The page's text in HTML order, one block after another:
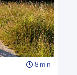
8 min